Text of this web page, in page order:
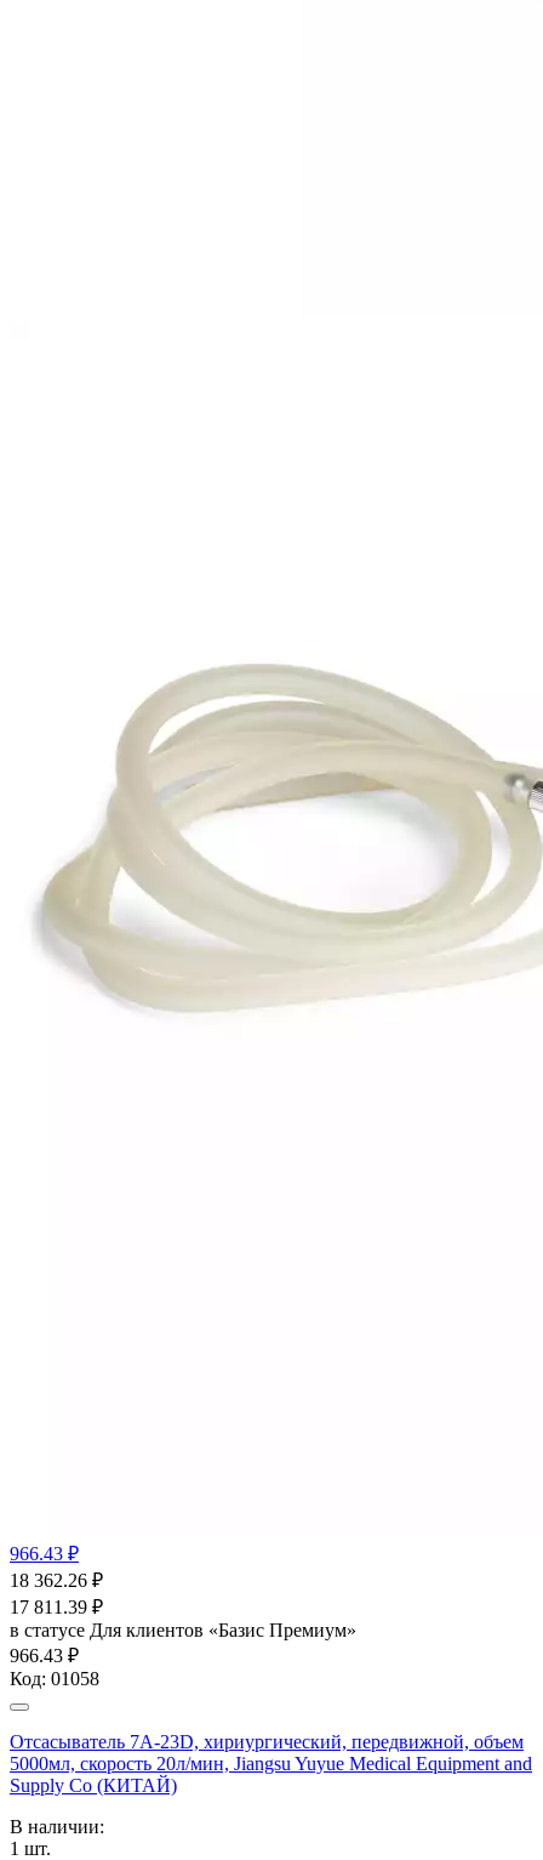
966.43 ₽
18 362.26 ₽
17 811.39 ₽
в статусе Для клиентов «Базис Премиум»
966.43 ₽
Код: 01058
Отсасыватель 7А-23D, хириургический, передвижной, объем
5000мл, скорость 20л/мин, Jiangsu Yuyue Medical Equipment and
Supply Co (КИТАЙ)
В наличии:
1 шт.